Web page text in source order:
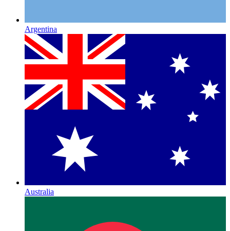
Argentina
Australia